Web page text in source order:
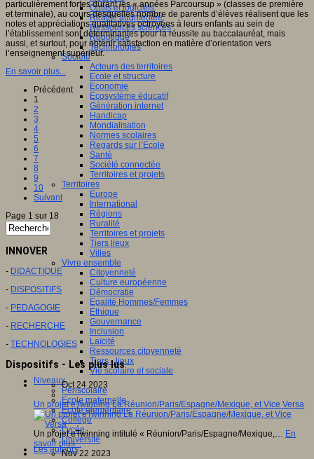
Outils et logiciels
Réalité augmentée
Ressources sciences
Robotique
Technologies
Société
Acteurs des territoires
Ecole et structure
Economie
Ecosystème éducatif
Génération internet
Handicap
Mondialisation
Normes scolaires
Regards sur l’Ecole
Santé
Société connectée
Territoires et projets
Territoires
Europe
International
Régions
Ruralité
Territoires et projets
Tiers lieux
Villes
Vivre ensemble
Citoyenneté
Culture européenne
Démocratie
Egalité Hommes/Femmes
Ethique
Gouvernance
Inclusion
Laïcité
Ressources citoyenneté
Tiers - lieux
Vie scolaire et sociale
Niveaux
Périscolaire
Ecole maternelle
Ecole élémentaire
Collège
Lycée
Université
Les auteurs
particulièrement fortes durant les « années Parcoursup » (classes de première
et terminale), au cours desquelles nombre de parents d’élèves réalisent que les
notes et appréciations qualitatives octroyées à leurs enfants au sein de
l’établissement sont déterminantes pour la réussite au baccalauréat, mais
aussi, et surtout, pour obtenir satisfaction en matière d’orientation vers
l’enseignement supérieur.
En savoir plus...
Précédent
1
2
3
4
5
6
7
8
9
10
Suivant
Page 1 sur 18
INNOVER
- DIDACTIQUE
- DISPOSITIFS
- PEDAGOGIE
- RECHERCHE
- TECHNOLOGIES
Dispositifs - Les plus lus
Oct 24 2023
Un projet eTwinning La Réunion/Paris/Espagne/Mexique, et Vice Versa
Un projet eTwinning intitulé « Réunion/Paris/Espagne/Mexique,… En
savoir plus...
Nov 22 2023